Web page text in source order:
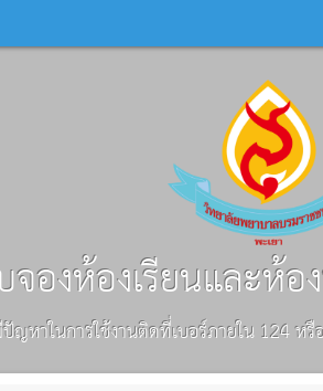
องห้องเรียนและห้
ญหาในการใช้งานติดที่เบอร์ภายใน 124 หรื